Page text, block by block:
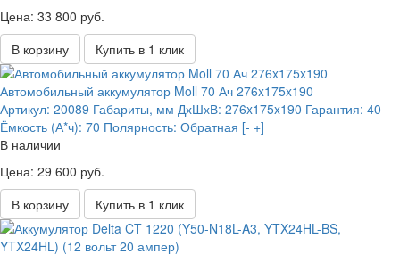
Цена: 33 800 руб.
В корзину
Купить в 1 клик
Автомобильный аккумулятор Moll 70 Ач 276x175x190
Артикул: 20089 Габариты, мм ДхШхВ: 276x175x190 Гарантия: 40
Ёмкость (А*ч): 70 Полярность: Обратная [- +]
В наличии
Цена: 29 600 руб.
В корзину
Купить в 1 клик